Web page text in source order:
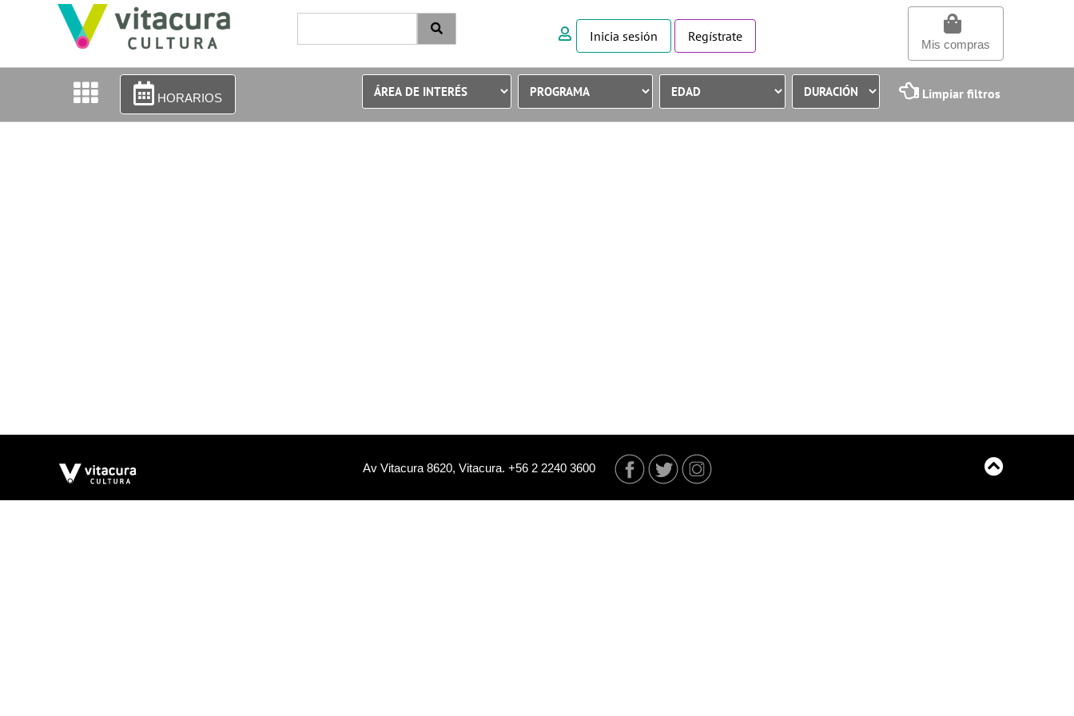
Inicia sesión Regístrate
Mis compras
HORARIOS Limpiar filtros
Av Vitacura 8620, Vitacura. +56 2 2240 3600